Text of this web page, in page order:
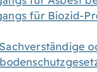
für Biozid-